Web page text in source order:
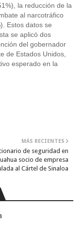
la reducción de la
al narcotráfico
Estos datos se
se aplicó dos
del gobernador
de Estados Unidos,
esperado en la
MÁS RECIENTES
de seguridad en
socio de empresa
al Cártel de Sinaloa